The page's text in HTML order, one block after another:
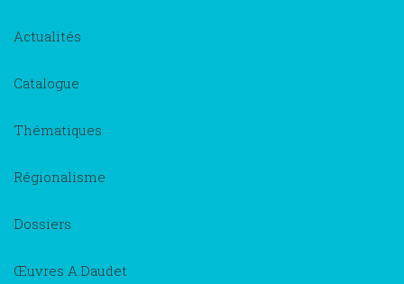
Actualités
Catalogue
Thématiques
Régionalisme
Dossiers
Œuvres A.Daudet